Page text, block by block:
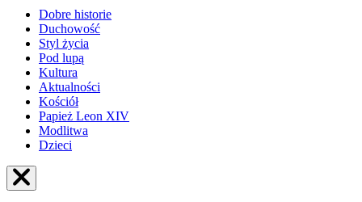
Dobre historie
Duchowość
Styl życia
Pod lupą
Kultura
Aktualności
Kościół
Papież Leon XIV
Modlitwa
Dzieci